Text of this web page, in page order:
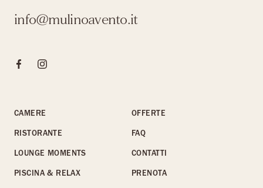
info@mulinoavento.it
Clicca qui per visitare la pagina Facebook
Clicca qui per visitare il profilo Instagram
CAMERE
RISTORANTE
LOUNGE MOMENTS
PISCINA & RELAX
OFFERTE
FAQ
CONTATTI
PRENOTA